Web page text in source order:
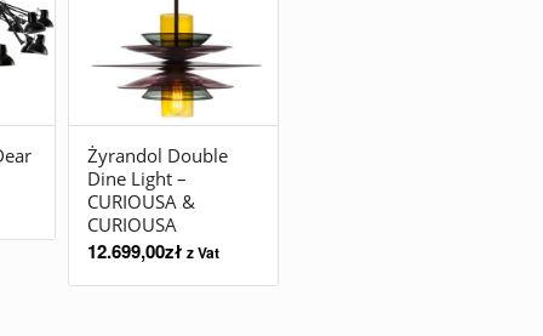
Żyrandol Double
Dine Light –
CURIOUSA &
CURIOUSA
12.699,00zł z Vat